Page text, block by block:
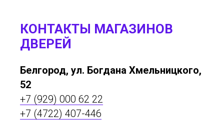
КОНТАКТЫ МАГАЗИНОВ
ДВЕРЕЙ
Белгород, ул. Богдана Хмельницкого,
52
+7 (929) 000 62 22
+7 (4722) 407-446